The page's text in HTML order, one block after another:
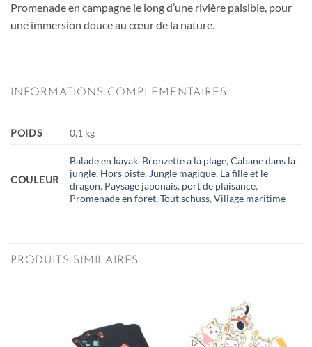
Promenade en campagne le long d’une rivière paisible, pour
une immersion douce au cœur de la nature.
INFORMATIONS COMPLÉMENTAIRES
POIDS 0,1 kg
COULEUR
Balade en kayak, Bronzette a la plage,Cabane dans la
jungle, Hors piste, Jungle magique, La fille et le
dragon, Paysage japonais, port de plaisance,
Promenade en foret,Tout schuss,Village maritime
PRODUITS SIMILAIRES